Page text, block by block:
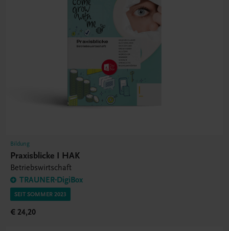
Bildung
Praxisblicke I HAK
Betriebswirtschaft
TRAUNER-DigiBox
SEIT SOMMER 2023
€ 24,20